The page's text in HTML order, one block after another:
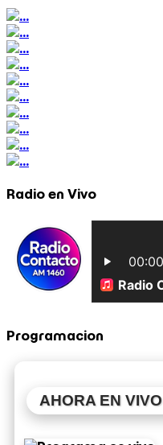
Radio en Vivo
Programacion
AHORA EN VIVO